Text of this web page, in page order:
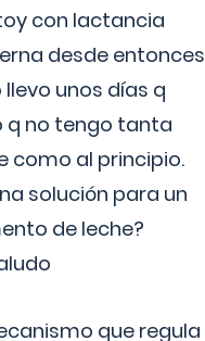
con lactancia
desde entonces
llevo unos días q
q no tengo tanta
como al principio.
solución para un
de leche?
que regula